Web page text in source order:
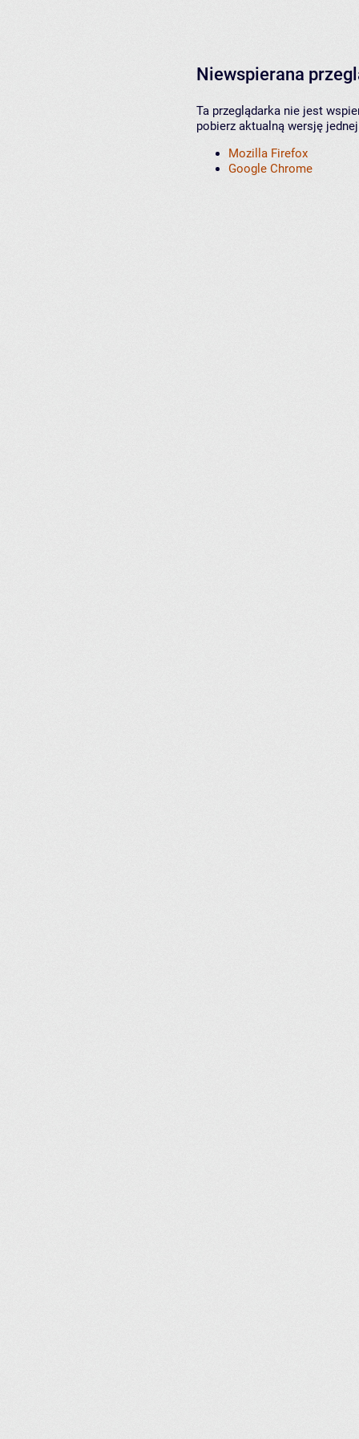
Niewspierana
Ta przeglądarka nie jest
pobierz aktualną wersję
Mozilla Firefox
Google Chrome